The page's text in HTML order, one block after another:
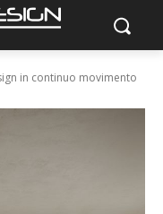
in continuo movimento